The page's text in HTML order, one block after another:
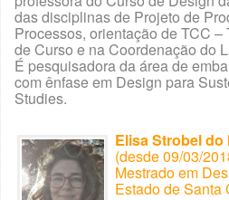
das disciplinas de Projeto de
Processos, orientação de TCC
de Curso e na Coordenação do
É pesquisadora da área de
com ênfase em Design para
Studies.
Elisa Strobel do
(desde 09/03/
Mestrado em
Estado de Santa